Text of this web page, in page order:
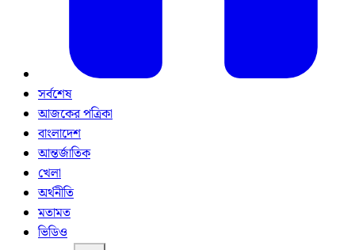
সর্বশেষ
আজকের পত্রিকা
বাংলাদেশ
আন্তর্জাতিক
খেলা
অর্থনীতি
মতামত
ভিডিও